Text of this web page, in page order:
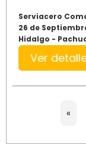
Serviacero
26 de
Hidalgo -
Ver
«